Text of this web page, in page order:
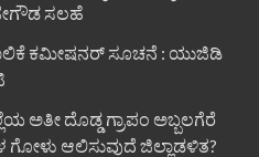
ಸಲಹೆ
ಕಮೀಷನರ್ ಸೂಚನೆ : ಯುಜಿಡಿ
ಅತೀ ದೊಡ್ಡ ಗ್ರಾಪಂ ಅಬ್ಬಲಗೆರೆ
ಆಲಿಸುವುದೆ ಜಿಲ್ಲಾಡಳಿತ?